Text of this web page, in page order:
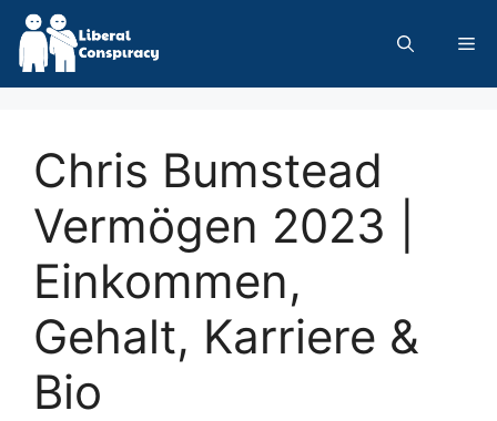
Skip
content
Chris Bumstead
Vermögen 2023 |
Einkommen,
Gehalt, Karriere &
Bio